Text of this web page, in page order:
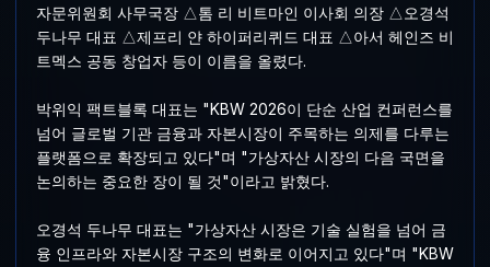
자문위원회 사무국장 △톰 리 비트마인 이사회 의장 △오경석
두나무 대표 △제프리 얀 하이퍼리퀴드 대표 △아서 헤인즈 비
트멕스 공동 창업자 등이 이름을 올렸다.
박위익 팩트블록 대표는 "KBW 2026이 단순 산업 컨퍼런스를
넘어 글로벌 기관 금융과 자본시장이 주목하는 의제를 다루는
플랫폼으로 확장되고 있다"며 "가상자산 시장의 다음 국면을
논의하는 중요한 장이 될 것"이라고 밝혔다.
오경석 두나무 대표는 "가상자산 시장은 기술 실험을 넘어 금
융 인프라와 자본시장 구조의 변화로 이어지고 있다"며 "KBW